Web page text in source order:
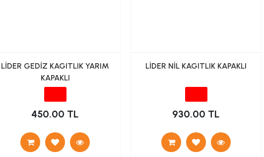
LİDER GEDİZ KAGITLIK YARIM
KAPAKLI
450.00 TL
LİDER NİL KAGITLIK KAPAKLI
930.00 TL